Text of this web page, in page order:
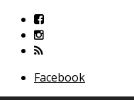
Facebook